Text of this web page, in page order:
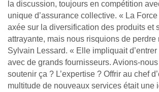
la discussion, toujours en compétition
unique d’assurance collective. « La
axée sur la diversification des produits et
attrayante, mais nous risquions de perdre
Sylvain Lessard. « Elle impliquait
avec de grands fournisseurs. Avions-
soutenir ça ? L’expertise ? Offrir au chef
multitude de nouveaux services était une